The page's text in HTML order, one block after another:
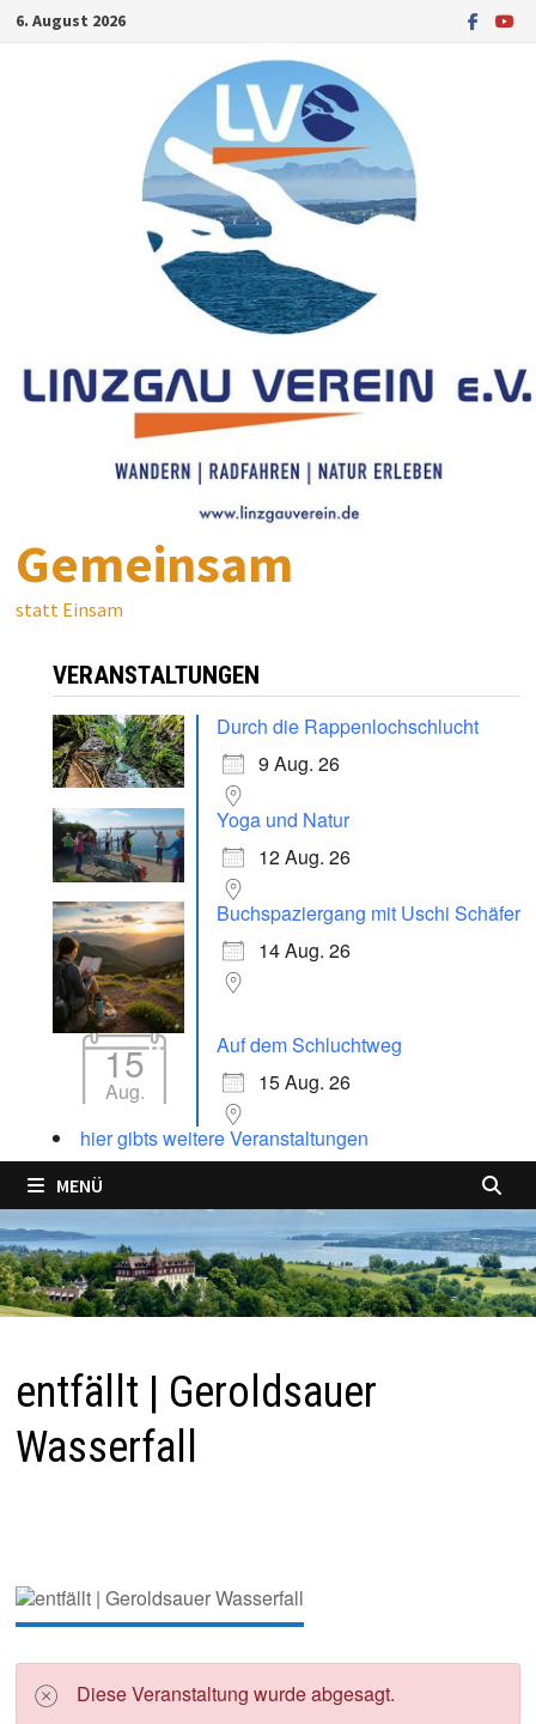
Zum6. August 2026
Gemeinsam
statt Einsam
VERANSTALTUNGEN
Durch die Rappenlochschlucht
9 Aug. 26
Yoga und Natur
12 Aug. 26
Buchspaziergang mit Uschi Schäfer
14 Aug. 26
15
Aug.
Auf dem Schluchtweg
15 Aug. 26
hier gibts weitere Veranstaltungen
MENÜ
entfällt | Geroldsauer
Wasserfall
Diese Veranstaltung wurde abgesagt.